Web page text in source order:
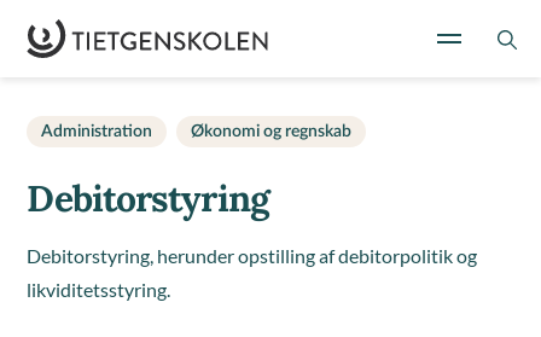
Administration Økonomi og regnskab
Debitorstyring
Debitorstyring, herunder opstilling af debitorpolitik og
likviditetsstyring.